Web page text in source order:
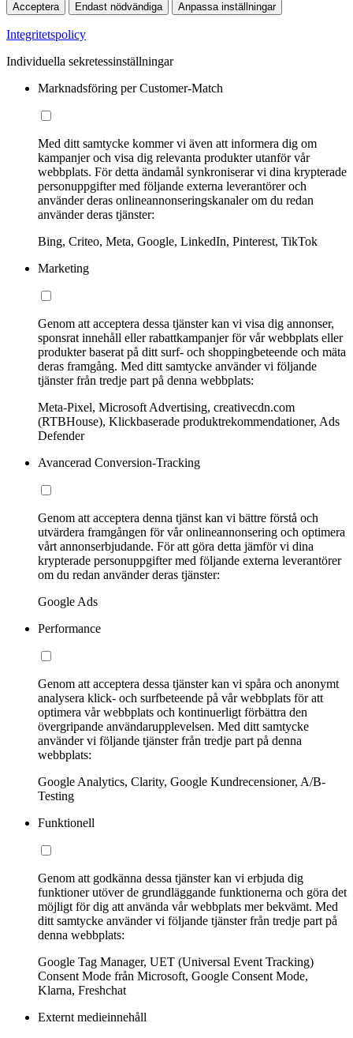
Acceptera Endast nödvändiga Anpassa inställningar
Integritetspolicy
Individuella sekretessinställningar
Marknadsföring per Customer-Match
Med ditt samtycke kommer vi även att informera dig om
kampanjer och visa dig relevanta produkter utanför vår
webbplats. För detta ändamål synkroniserar vi dina krypterade
personuppgifter med följande externa leverantörer och
använder deras onlineannonseringskanaler om du redan
använder deras tjänster:
Bing, Criteo, Meta, Google, LinkedIn, Pinterest, TikTok
Marketing
Genom att acceptera dessa tjänster kan vi visa dig annonser,
sponsrat innehåll eller rabattkampanjer för vår webbplats eller
produkter baserat på ditt surf- och shoppingbeteende och mäta
deras framgång. Med ditt samtycke använder vi följande
tjänster från tredje part på denna webbplats:
Meta-Pixel, Microsoft Advertising, creativecdn.com
(RTBHouse), Klickbaserade produktrekommendationer, Ads
Defender
Avancerad Conversion-Tracking
Genom att acceptera denna tjänst kan vi bättre förstå och
utvärdera framgången för vår onlineannonsering och optimera
vårt annonserbjudande. För att göra detta jämför vi dina
krypterade personuppgifter med följande externa leverantörer
om du redan använder deras tjänster:
Google Ads
Performance
Genom att acceptera dessa tjänster kan vi spåra och anonymt
analysera klick- och surfbeteende på vår webbplats för att
optimera vår webbplats och kontinuerligt förbättra den
övergripande användarupplevelsen. Med ditt samtycke
använder vi följande tjänster från tredje part på denna
webbplats:
Google Analytics, Clarity, Google Kundrecensioner, A/B-
Testing
Funktionell
Genom att godkänna dessa tjänster kan vi erbjuda dig
funktioner utöver de grundläggande funktionerna och göra det
möjligt för dig att använda vår webbplats mer bekvämt. Med
ditt samtycke använder vi följande tjänster från tredje part på
denna webbplats:
Google Tag Manager, UET (Universal Event Tracking)
Consent Mode från Microsoft, Google Consent Mode,
Klarna, Freshchat
Externt medieinnehåll